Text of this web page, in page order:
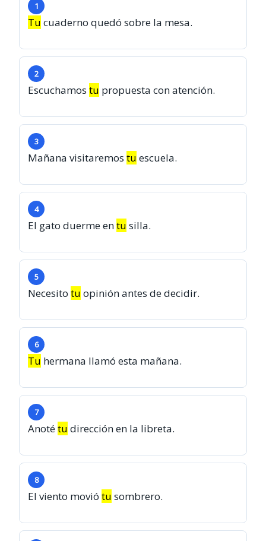
1
Tu cuaderno quedó sobre la mesa.
2
Escuchamos tu propuesta con atención.
3
Mañana visitaremos tu escuela.
4
El gato duerme entu silla.
5
Necesito tu opinión antes de decidir.
6
Tu hermana llamó esta mañana.
7
Anotétu dirección en la libreta.
8
El viento movió tu sombrero.